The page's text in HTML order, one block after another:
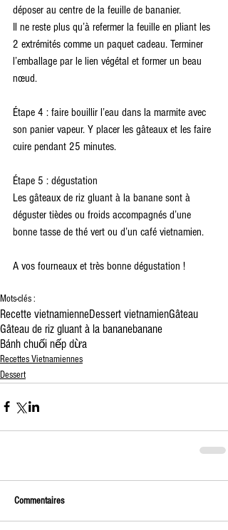
déposer au centre de la feuille de bananier.
Il ne reste plus qu’à refermer la feuille en pliant les
2 extrémités comme un paquet cadeau. Terminer
l’emballage par le lien végétal et former un beau
nœud.
Étape 4 : faire bouillir l’eau dans la marmite avec
son panier vapeur. Y placer les gâteaux et les faire
cuire pendant 25 minutes.
Étape 5 : dégustation
Les gâteaux de riz gluant à la banane sont à
déguster tièdes ou froids accompagnés d’une
bonne tasse de thé vert ou d’un café vietnamien.
A vos fourneaux et très bonne dégustation !
Mots-clés :
Recette vietnamienneDessert vietnamienGâteau
Gâteau de riz gluant à la bananebanane
Bánh chuối nếp dừa
Recettes Vietnamiennes
Dessert
Commentaires